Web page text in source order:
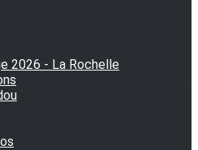
2026 - La Rochelle